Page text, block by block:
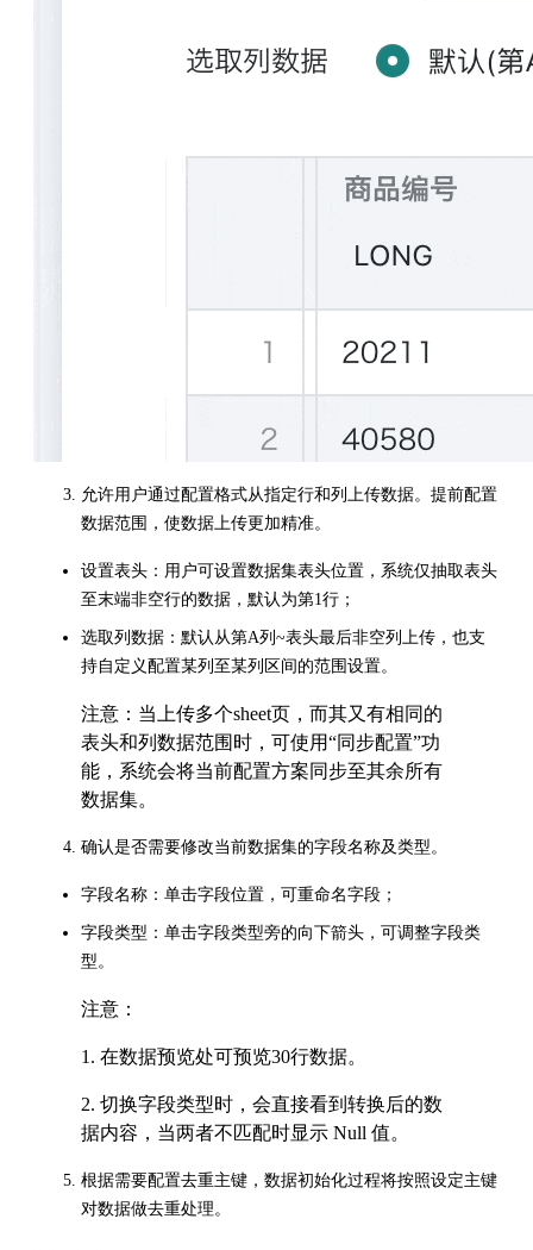
允许用户通过配置格式从指定行和列上传数据。提前配置
数据范围，使数据上传更加精准。
设置表头：用户可设置数据集表头位置，系统仅抽取表头
至末端非空行的数据，默认为第1行；
选取列数据：默认从第A列~表头最后非空列上传，也支
持自定义配置某列至某列区间的范围设置。
注意：当上传多个sheet页，而其又有相同的
表头和列数据范围时，可使用“同步配置”功
能，系统会将当前配置方案同步至其余所有
数据集。
确认是否需要修改当前数据集的字段名称及类型。
字段名称：单击字段位置，可重命名字段；
字段类型：单击字段类型旁的向下箭头，可调整字段类
型。
注意：
1. 在数据预览处可预览30行数据。
2. 切换字段类型时，会直接看到转换后的数
据内容，当两者不匹配时显示 Null 值。
根据需要配置去重主键，数据初始化过程将按照设定主键
对数据做去重处理。